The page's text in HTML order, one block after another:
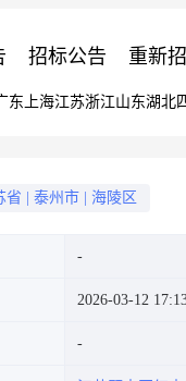
招标公告 重新
东 上海江苏浙江山东湖北
省 泰州市 海陵区
2026-03-12